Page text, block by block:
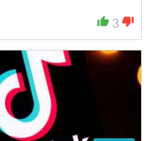
thumb_up 3 thumb_down